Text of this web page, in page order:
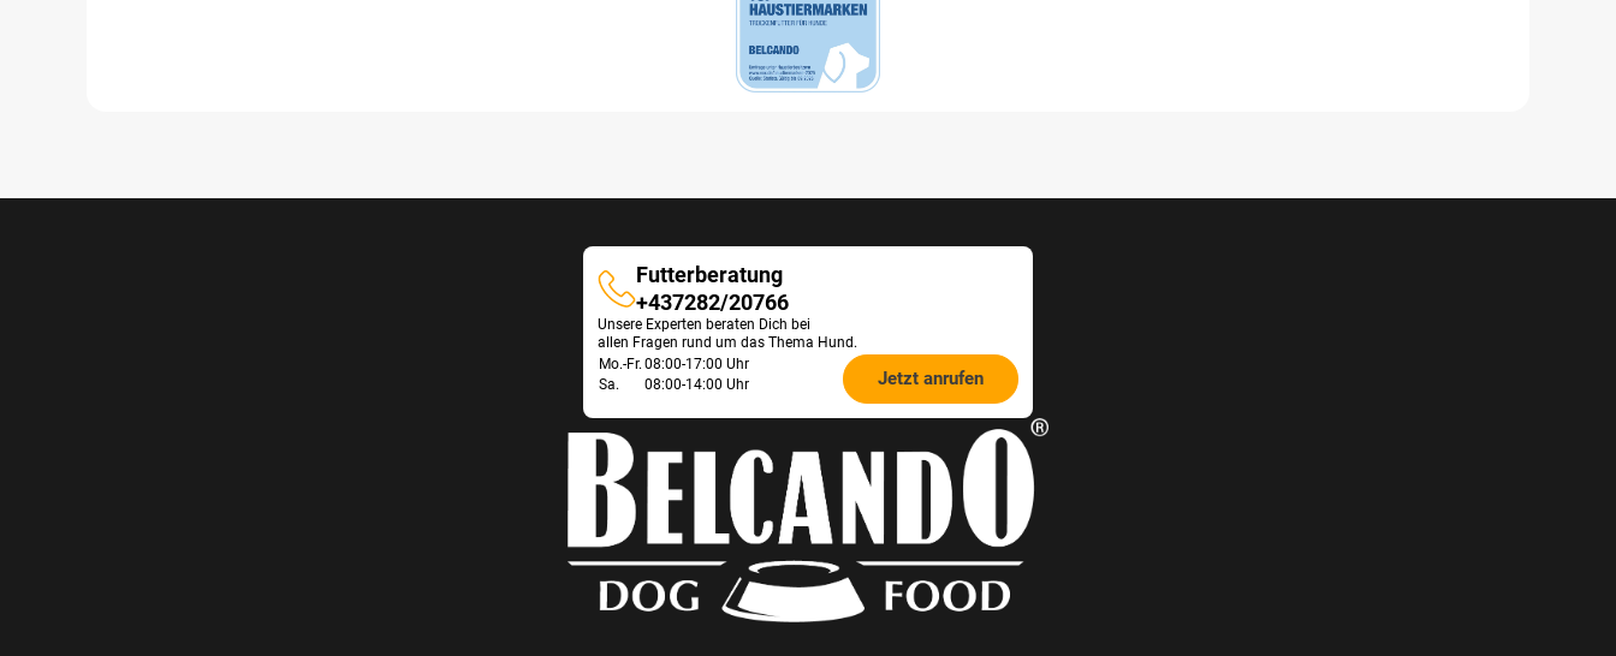
Futterberatung
Futterberatung
+437282/20766
Unsere Experten beraten Dich bei
allen Fragen rund um das Thema Hund.
Öffnungszeiten
Mo.-Fr. 08:00-17:00 Uhr
Sa.
08:00-14:00 Uhr Jetzt anrufen